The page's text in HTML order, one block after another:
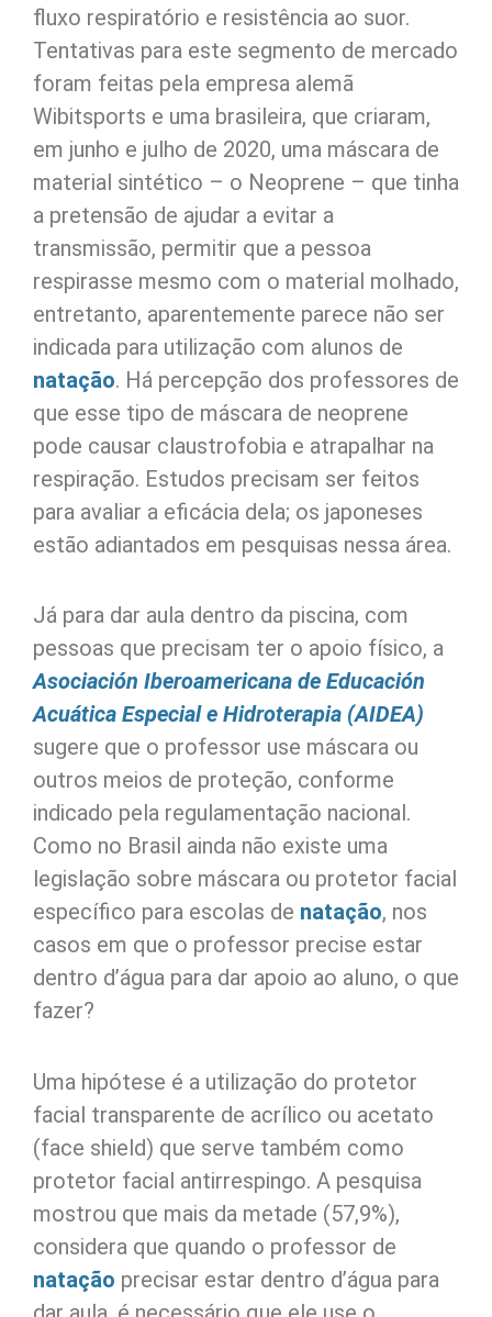
fluxo respiratório e resistência ao suor.
Tentativas para este segmento de mercado
foram feitas pela empresa alemã
Wibitsports e uma brasileira, que criaram,
em junho e julho de 2020, uma máscara de
material sintético – o Neoprene – que tinha
a pretensão de ajudar a evitar a
transmissão, permitir que a pessoa
respirasse mesmo com o material molhado,
entretanto, aparentemente parece não ser
indicada para utilização com alunos de
natação. Há percepção dos professores de
que esse tipo de máscara de neoprene
pode causar claustrofobia e atrapalhar na
respiração. Estudos precisam ser feitos
para avaliar a eficácia dela; os japoneses
estão adiantados em pesquisas nessa área.
Já para dar aula dentro da piscina, com
pessoas que precisam ter o apoio físico, a
Asociación Iberoamericana de Educación
Acuática Especial e Hidroterapia (AIDEA)
sugere que o professor use máscara ou
outros meios de proteção, conforme
indicado pela regulamentação nacional.
Como no Brasil ainda não existe uma
legislação sobre máscara ou protetor facial
específico para escolas de natação, nos
casos em que o professor precise estar
dentro d’água para dar apoio ao aluno, o que
fazer?
Uma hipótese é a utilização do protetor
facial transparente de acrílico ou acetato
(face shield) que serve também como
protetor facial antirrespingo. A pesquisa
mostrou que mais da metade (57,9%),
considera que quando o professor de
natação precisar estar dentro d’água para